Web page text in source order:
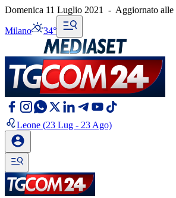
Domenica 11 Luglio 2021 - Aggiornato alle
Milano 34°
Leone (23 Lug - 23 Ago)